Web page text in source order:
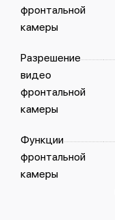
фронтальной
камеры
Разрешение
видео
фронтальной
камеры
Функции
фронтальной
камеры